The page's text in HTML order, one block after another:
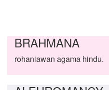
BRAHMANA
rohaniawan agama hindu.